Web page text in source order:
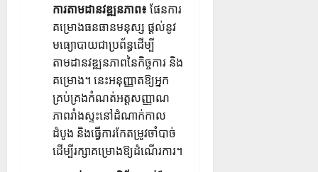
ការតាមដានវឌ្ឍនភាព៖ ផែនការ
គម្រោងធនធានមនុស្ស ផ្តល់នូវ
មធ្យោបាយជាប្រព័ន្ធដើម្បី
តាមដានវឌ្ឍនភាពនៃកិច្ចការ និង
គម្រោង។ នេះអនុញ្ញាតឱ្យអ្នក
គ្រប់គ្រងកំណត់អត្តសញ្ញាណ
ភាពរាំងស្ទះនៅដំណាក់កាល
ដំបូង និងធ្វើការកែតម្រូវចាំបាច់
ដើម្បីរក្សាគម្រោងឱ្យដំណើរការ។